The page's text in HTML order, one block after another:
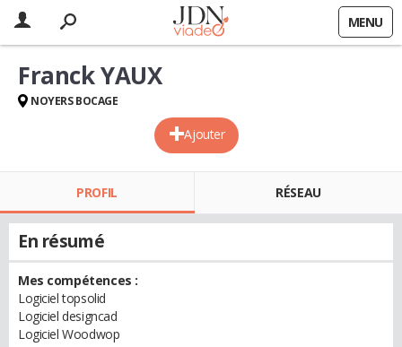
MENU
Ajouter
Franck YAUX
NOYERS BOCAGE
PROFIL RÉSEAU
En résumé
Mes compétences :
Logiciel topsolid
Logiciel designcad
Logiciel Woodwop